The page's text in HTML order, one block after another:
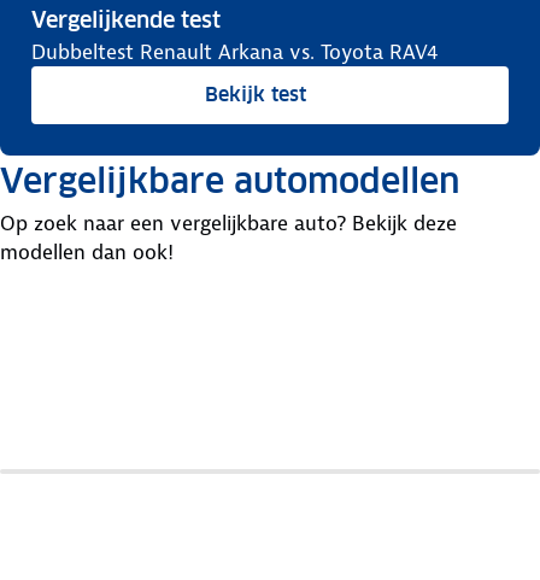
Vergelijkende test
Dubbeltest Renault Arkana vs. Toyota RAV4
Bekijk test
Vergelijkbare automodellen
Op zoek naar een vergelijkbare auto? Bekijk deze
modellen dan ook!